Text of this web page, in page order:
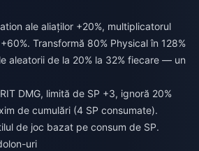
ale aliaților +20%, multiplicatorul
Transformă 80% Physical în 128%
aleatorii de la 20% la 32% fiecare — un
DMG, limită de SP +3, ignoră 20%
de cumulări (4 SP consumate).
de joc bazat pe consum de SP.
uri